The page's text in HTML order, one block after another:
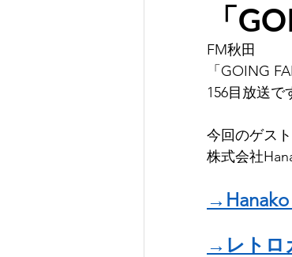
「
FM秋田
「GOING
156目放送で
今回のゲスト
株式会社
→レトロ